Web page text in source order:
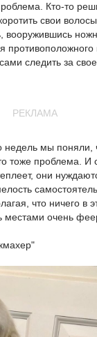
Кто-то
свои
вооружившись
противоположного
следить за
РЕКЛАМА
недель мы поняли,
тоже проблема. И
они
что ничего в
местами очень